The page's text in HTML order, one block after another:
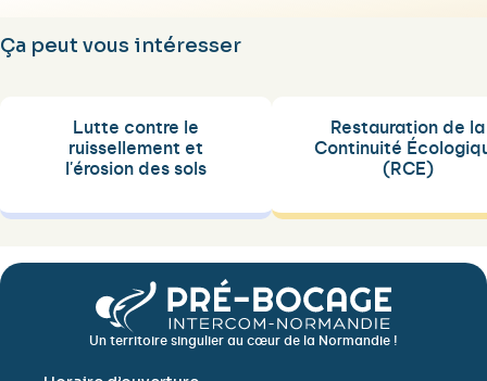
Ça peut vous intéresser
Lutte contre le
ruissellement et
l'érosion des sols
Restauration de la
Continuité
(RCE)
Un territoire singulier au cœur de la Normandie !